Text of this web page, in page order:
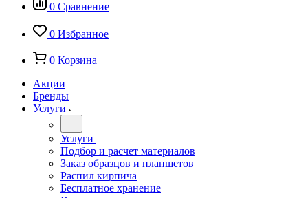
0 Сравнение
0 Избранное
0 Корзина
Акции
Бренды
Услуги
Услуги
Подбор и расчет материалов
Заказ образцов и планшетов
Распил кирпича
Бесплатное хранение